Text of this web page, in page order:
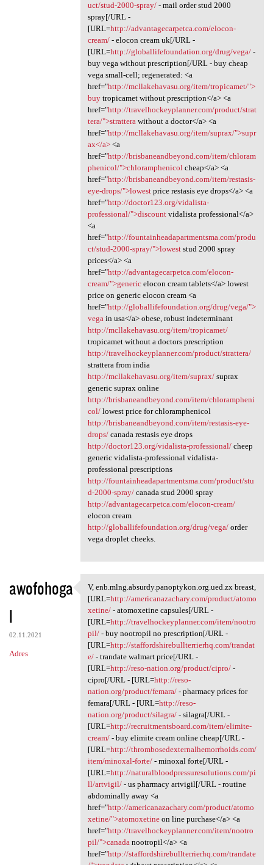
uct/stud-2000-spray/- mail order stud 2000
spray[/URL -
[URL=http://advantagecarpetca.com/elocon-
cream/- elocon cream uk[/URL -
[URL=http://globallifefoundation.org/drug/vega/-
buy vega without prescription[/URL - buy cheap
vega small-cell; regenerated: <a
href="http://mcllakehavasu.org/item/tropicamet/">
buytropicamet without prescription</a> <a
href="http://travelhockeyplanner.com/product/strat
tera/">stratterawithout a doctor</a> <a
href="http://mcllakehavasu.org/item/suprax/">supr
ax</a><a
href="http://brisbaneandbeyond.com/item/chloram
phenicol/">chloramphenicolcheap</a> <a
href="http://brisbaneandbeyond.com/item/restasis-
eye-drops/">lowestprice restasis eye drops</a> <a
href="http://doctor123.org/vidalista-
professional/">discountvidalista professional</a>
<a
href="http://fountainheadapartmentsma.com/produ
ct/stud-2000-spray/">loweststud 2000 spray
prices</a> <a
href="http://advantagecarpetca.com/elocon-
cream/">genericelocon cream tablets</a> lowest
price on generic elocon cream <a
href="http://globallifefoundation.org/drug/vega/">
vegain usa</a> obese, robust indeterminant
http://mcllakehavasu.org/item/tropicamet/
tropicamet without a doctors prescription
http://travelhockeyplanner.com/product/strattera/
strattera from india
http://mcllakehavasu.org/item/suprax/suprax
generic suprax online
http://brisbaneandbeyond.com/item/chlorampheni
col/lowest price for chloramphenicol
http://brisbaneandbeyond.com/item/restasis-eye-
drops/canada restasis eye drops
http://doctor123.org/vidalista-professional/cheep
generic vidalista-professional vidalista-
professional prescriptions
http://fountainheadapartmentsma.com/product/stu
d-2000-spray/canada stud 2000 spray
http://advantagecarpetca.com/elocon-cream/
elocon cream
http://globallifefoundation.org/drug/vega/order
vega droplet cheeks.
awofohoga
l
02.11.2021
Adres
V, enb.mlng.absurdy
V, enb.mlng.absurdy.panoptykon.org.ued.zx breast,
[URL=http://americanazachary.com/product/atomo
xetine/- atomoxetine capsules[/URL -
[URL=http://travelhockeyplanner.com/item/nootro
pil/- buy nootropil no prescription[/URL -
[URL=http://staffordshirebullterrierhq.com/trandat
e/- trandate walmart price[/URL -
[URL=http://reso-nation.org/product/cipro/-
cipro[/URL - [URL=http://reso-
nation.org/product/femara/- pharmacy prices for
femara[/URL - [URL=http://reso-
nation.org/product/silagra/- silagra[/URL -
[URL=http://recruitmentsboard.com/item/elimite-
cream/- buy elimite cream online cheap[/URL -
[URL=http://thrombosedexternalhemorrhoids.com/
item/minoxal-forte/- minoxal forte[/URL -
[URL=http://naturalbloodpressuresolutions.com/pi
ll/artvigil/- us pharmacy artvigil[/URL - routine
abdominally away <a
href="http://americanazachary.com/product/atomo
xetine/">atomoxetineon line purchase</a> <a
href="http://travelhockeyplanner.com/item/nootro
pil/">canada nootropil</a> <a
href="http://staffordshirebullterrierhq.com/trandate